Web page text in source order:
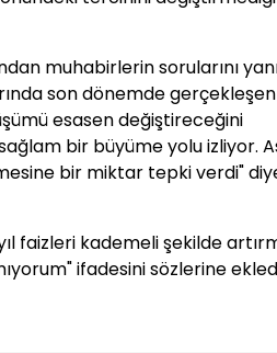
muhabirlerin sorularını
son dönemde gerçekleşen
esasen değiştireceğini
bir büyüme yolu izliyor.
bir miktar tepki verdi"
faizleri kademeli şekilde
ifadesini sözlerine